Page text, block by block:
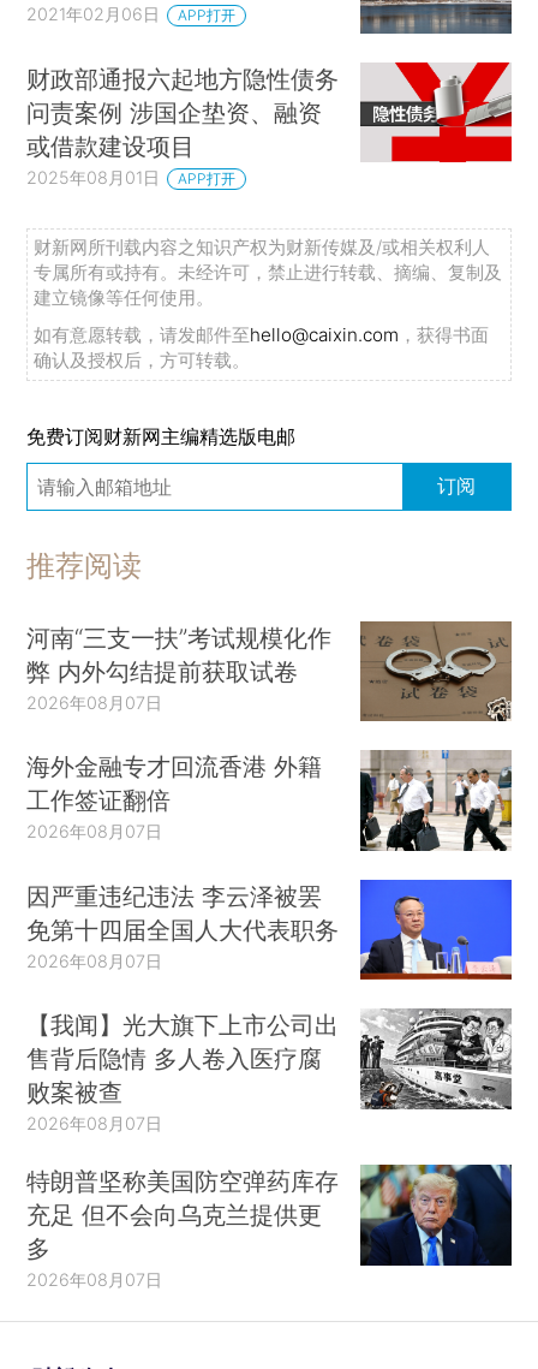
2021年02月06日 APP打开
财政部通报六起地方隐性债务
问责案例 涉国企垫资、融资
或借款建设项目
2025年08月01日 APP打开
财新网所刊载内容之知识产权为财新传媒及/或相关权利人
专属所有或持有。未经许可，禁止进行转载、摘编、复制及
建立镜像等任何使用。
如有意愿转载，请发邮件至hello@caixin.com ，获得书面
确认及授权后，方可转载。
免费订阅财新网主编精选版电邮
订阅
推荐阅读
河南“三支一扶”考试规模化作
弊 内外勾结提前获取试卷
2026年08月07日
海外金融专才回流香港 外籍
工作签证翻倍
2026年08月07日
因严重违纪违法 李云泽被罢
免第十四届全国人大代表职务
2026年08月07日
【我闻】光大旗下上市公司出
售背后隐情 多人卷入医疗腐
败案被查
2026年08月07日
特朗普坚称美国防空弹药库存
充足 但不会向乌克兰提供更
多
2026年08月07日